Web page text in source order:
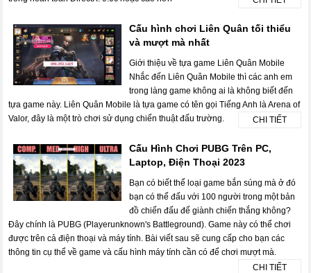
Cấu hình chơi Liên Quân tối thiểu
và mượt mà nhất
Giới thiệu về tựa game Liên Quân Mobile
Nhắc đến Liên Quân Mobile thì các anh em
trong làng game không ai là không biết đến
tựa game này. Liên Quân Mobile là tựa game có tên gọi Tiếng Anh là Arena of
Valor, đây là một trò chơi sử dụng chiến thuật đấu trường.
CHI TIẾT
Cấu Hình Chơi PUBG Trên PC,
Laptop, Điện Thoại 2023
Bạn có biết thể loại game bắn súng mà ở đó
bạn có thể đấu với 100 người trong một bản
đồ chiến đấu để giành chiến thắng không?
Đây chính là PUBG (Playerunknown's Battleground). Game này có thể chơi
được trên cả điện thoại và máy tính. Bài viết sau sẽ cung cấp cho bạn các
thông tin cụ thể về game và cấu hình máy tính cần có để chơi mượt mà.
CHI TIẾT